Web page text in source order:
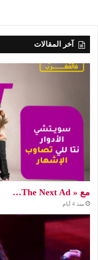
آخر المقالات
مع « The Next Ad…
منذ 4 أيام